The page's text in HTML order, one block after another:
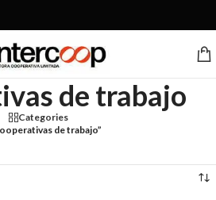
de trabajo
Categories
de trabajo”